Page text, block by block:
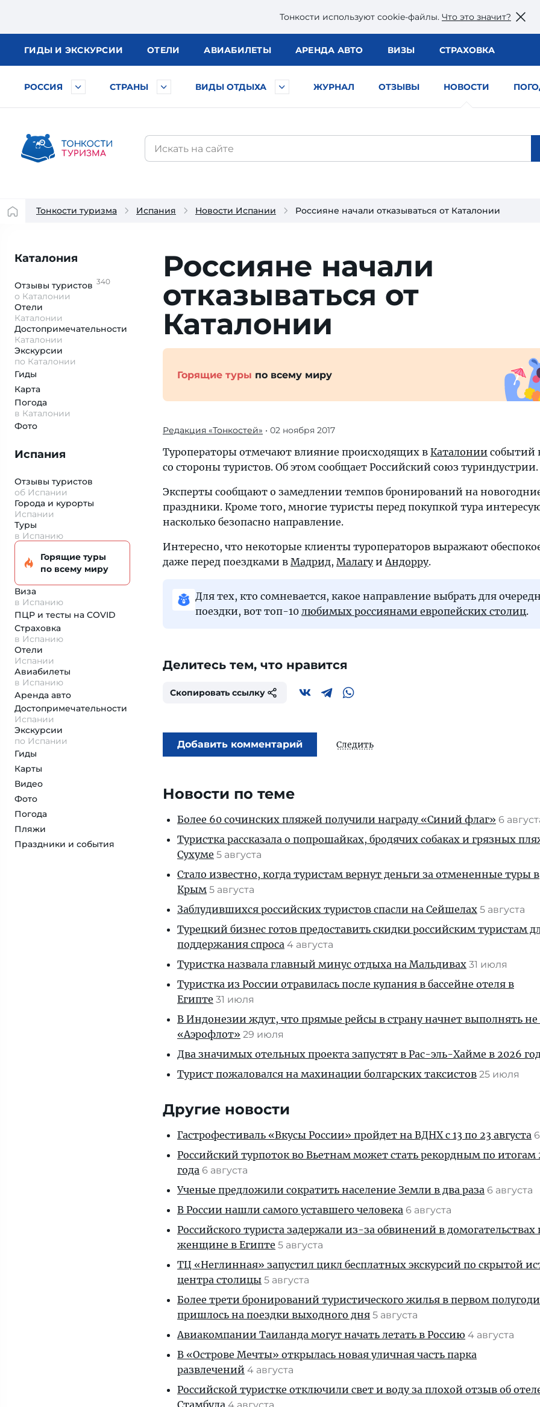
Тонкости используют сookie-файлы. Что это значит?
ГИДЫ И ЭКСКУРСИИ ОТЕЛИ АВИАБИЛЕТЫ АРЕНДА АВТО ВИЗЫ СТРАХОВКА
РОССИЯ СТРАНЫ ВИДЫ ОТДЫХА ЖУРНАЛ ОТЗЫВЫ НОВОСТИ
Тонкости туризма Испания Новости Испании Россияне начали отказываться от Каталонии
Каталония
Отзывы туристов 340
о Каталонии
Отели
Каталонии
Достопримеча­тельности
Каталонии
Экскурсии
по Каталонии
Гиды
Карта
Погода
в Каталонии
Фото
Испания
Отзывы туристов
об Испании
Города и курорты
Испании
Туры
в Испанию
Горящие туры
по всему миру
Виза
в Испанию
ПЦР и тесты на COVID
Страховка
в Испанию
Отели
Испании
Авиабилеты
в Испанию
Аренда авто
Достопримеча­тельности
Испании
Экскурсии
по Испании
Гиды
Карты
Видео
Фото
Погода
Пляжи
Праздники и события
Россияне начали
отказываться от
Каталонии
Горящие туры по всему миру
Редакция «Тонкостей» • 02 ноября 2017
Туроператоры отмечают влияние происходящих в Каталонии событий
со стороны туристов. Об этом сообщает Российский союз туриндустрии.
Эксперты сообщают о замедлении темпов бронирований на
праздники. Кроме того, многие туристы перед покупкой тура
насколько безопасно направление.
Интересно, что некоторые клиенты туроператоров выражают
даже перед поездками в Мадрид, МалагуиАндорру.
Для тех, кто сомневается, какое направление выбрать для
поездки, вот топ-10 любимых россиянами европейских столиц.
Делитесь тем, что нравится
Скопировать ссылку
Добавить комментарий Следить
Новости по теме
Более 60 сочинских пляжей получили награду «Синий флаг» 6
Туристка рассказала о попрошайках, бродячих собаках и грязных
Сухуме 5 августа
Стало известно, когда туристам вернут деньги за отмененные туры в
Крым 5 августа
Заблудившихся российских туристов спасли на Сейшелах 5 августа
Турецкий бизнес готов предоставить скидки российским туристам
поддержания спроса 4 августа
Туристка назвала главный минус отдыха на Мальдивах 31 июля
Туристка из России отравилась после купания в бассейне отеля в
Египте 31 июля
В Индонезии ждут, что прямые рейсы в страну начнет выполнять не
«Аэрофлот» 29 июля
Два значимых отельных проекта запустят в Рас-эль-Хайме в 2026
Турист пожаловался на махинации болгарских таксистов 25 июля
Другие новости
Гастрофестиваль «Вкусы России» пройдет на ВДНХ с 13 по 23 августа
Российский турпоток во Вьетнам может стать рекордным по итогам
года 6 августа
Ученые предложили сократить население Земли в два раза 6 августа
В России нашли самого уставшего человека 6 августа
Российского туриста задержали из-за обвинений в домогательствах
женщине в Египте 5 августа
ТЦ «Неглинная» запустил цикл бесплатных экскурсий по скрытой
центра столицы 5 августа
Более трети бронирований туристического жилья в первом
пришлось на поездки выходного дня 5 августа
Авиакомпании Таиланда могут начать летать в Россию 4 августа
В «Острове Мечты» открылась новая уличная часть парка
развлечений 4 августа
Российской туристке отключили свет и воду за плохой отзыв об
Стамбула